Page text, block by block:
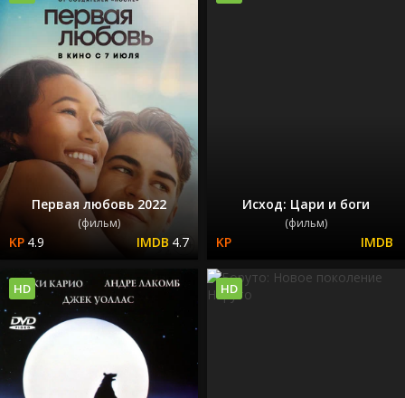
Первая любовь 2022
(фильм)
4.9 4.7
Исход: Цари и боги
(фильм)
HD HD